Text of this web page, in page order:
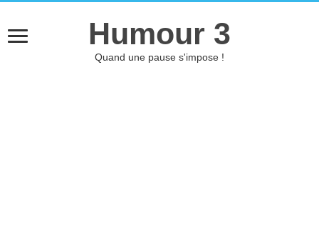
Humour 3
Quand une pause s'impose !